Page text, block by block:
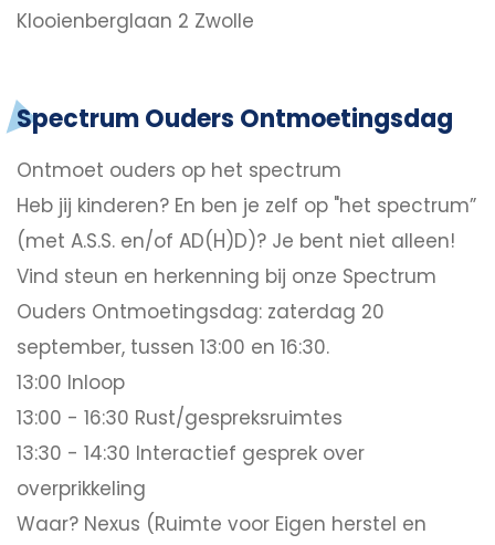
Klooienberglaan 2 Zwolle
Spectrum Ouders Ontmoetingsdag
Ontmoet ouders op het spectrum
Heb jij kinderen? En ben je zelf op "het spectrum”
(met A.S.S. en/of AD(H)D)? Je bent niet alleen!
Vind steun en herkenning bij onze Spectrum
Ouders Ontmoetingsdag: zaterdag 20
september, tussen 13:00 en 16:30.
13:00 Inloop
13:00 - 16:30 Rust/gespreksruimtes
13:30 - 14:30 Interactief gesprek over
overprikkeling
Waar? Nexus (Ruimte voor Eigen herstel en